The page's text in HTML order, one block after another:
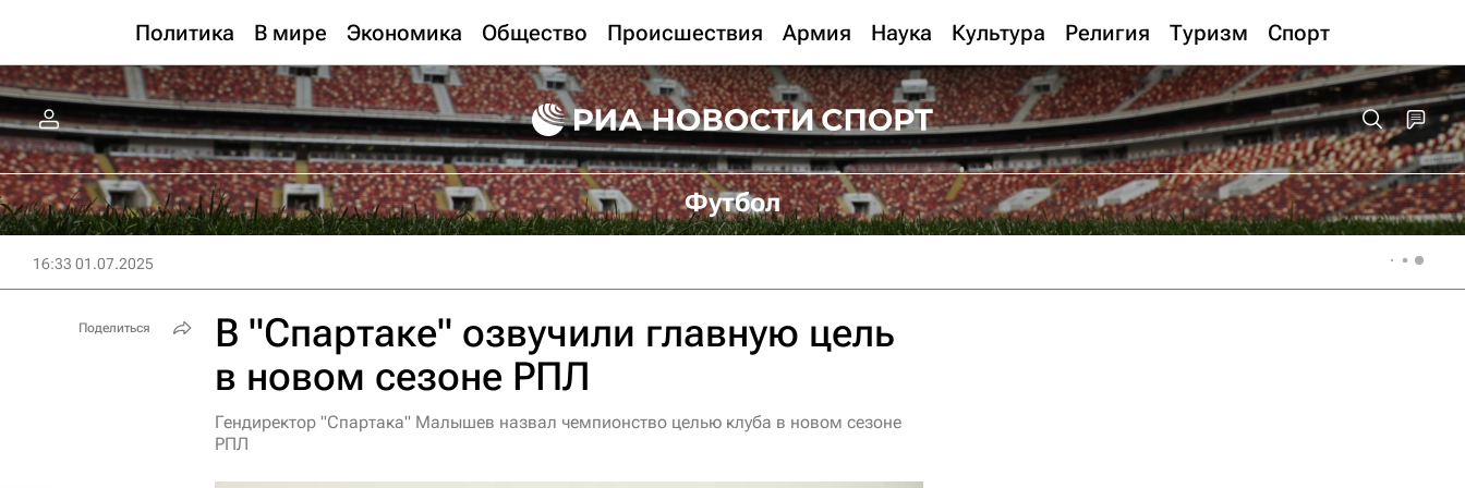
Политика В мире Экономика Общество Происшествия Армия Наука Культура Религия Туризм Спорт
Футбол
16:33 01.07.2025
В "Спартаке" озвучили главную цель
в новом сезоне РПЛ
Гендиректор "Спартака" Малышев назвал чемпионство целью клуба в новом сезоне
РПЛ
Поделиться